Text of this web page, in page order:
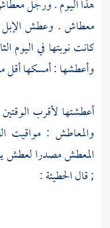
هذا اليوم . ورجل
معطاش . وعطش الإبل
كانت نوبتها في اليوم
وأعطشها : أمسكها
أعطشتها لأقرب
والمعاطش : مواقيت
المعطش مصدرا
; قالالحطيئة: